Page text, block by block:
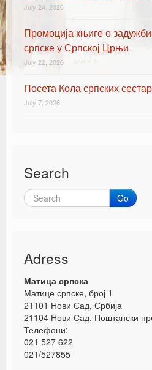
July 24, 2026
Промоција књиге о
српске у Српској Црњи
July 22, 2026
Посета Кола српских
July 7, 2026
Search
Go
Adress
Матица српска
Матице српске, број 1
21101 Нови Сад, Србија
21104 Нови Сад, Поштански
Телефони:
021 527 622
021/527855